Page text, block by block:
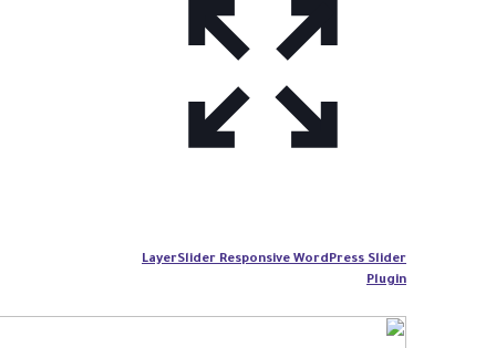
LayerSlider Responsive WordPress Slider
Plugin